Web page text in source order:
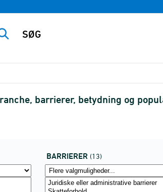
barrierer, betydning og
BARRIERER (13)